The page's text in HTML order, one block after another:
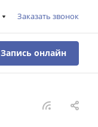
Заказать звонок
Запись онлайн